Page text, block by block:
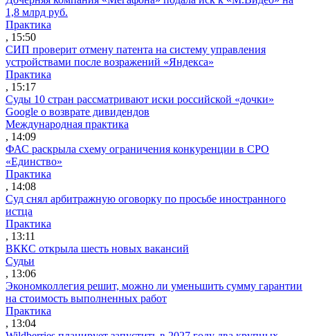
1,8 млрд руб.
Практика
, 15:50
СИП проверит отмену патента на систему управления
устройствами после возражений «Яндекса»
Практика
, 15:17
Суды 10 стран рассматривают иски российской «дочки»
Google о возврате дивидендов
Международная практика
, 14:09
ФАС раскрыла схему ограничения конкуренции в СРО
«Единство»
Практика
, 14:08
Суд снял арбитражную оговорку по просьбе иностранного
истца
Практика
, 13:11
ВККС открыла шесть новых вакансий
Судьи
, 13:06
Экономколлегия решит, можно ли уменьшить сумму гарантии
на стоимость выполненных работ
Практика
, 13:04